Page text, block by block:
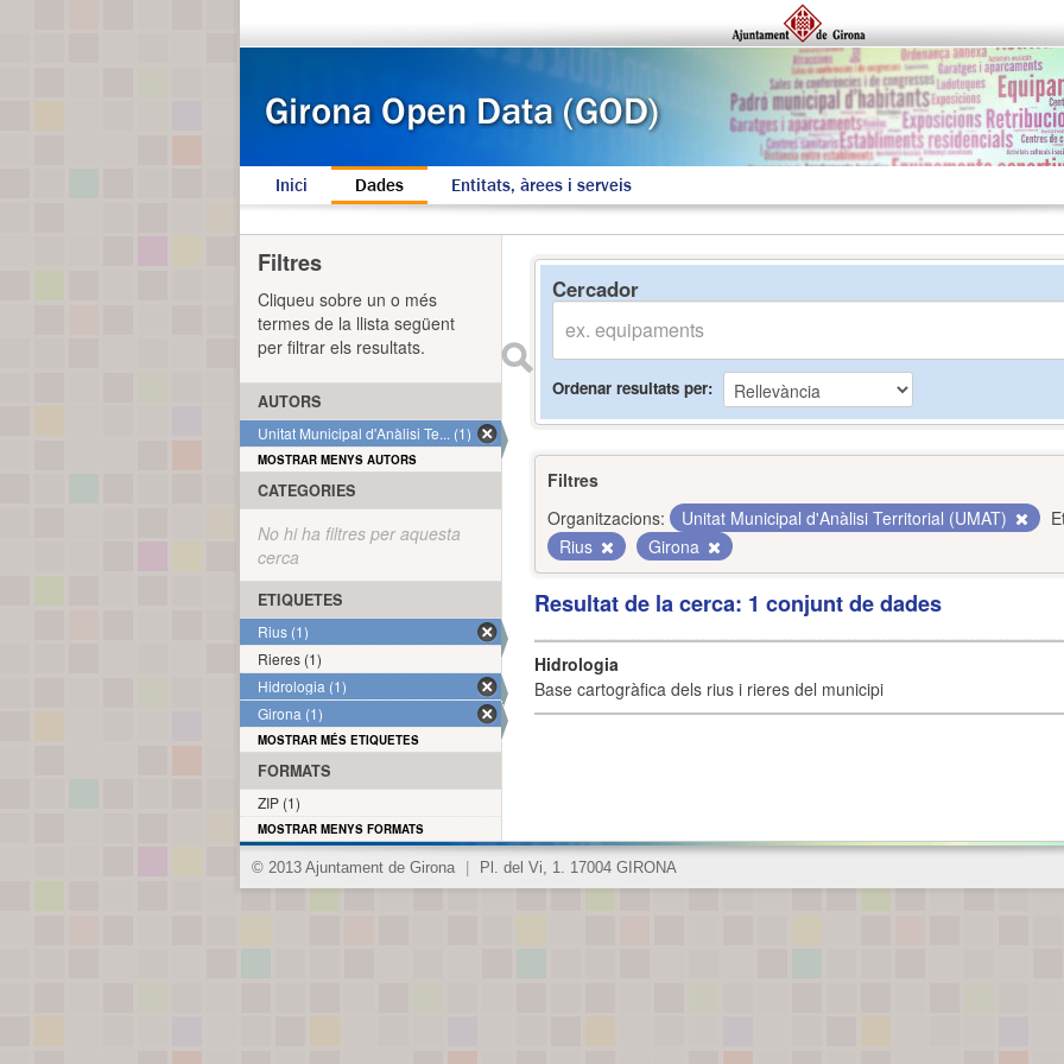
Inici Dades Entitats, àrees i serveis
Cercador
Ordenar resultats per
Filtres
Organitzacions:
Unitat Municipal d'Anàlisi Territorial (UMAT)
Rius
Girona
Resultat de la cerca: 1 conjunt de dades
Hidrologia
Base cartogràfica dels rius i rieres del municipi
Filtres
Cliqueu sobre un o més
termes de la llista següent
per filtrar els resultats.
AUTORS
Unitat Municipal d'Anàlisi Te... (1)
MOSTRAR MENYS AUTORS
CATEGORIES
No hi ha filtres per aquesta
cerca
ETIQUETES
Rius (1)
Rieres (1)
Hidrologia (1)
Girona (1)
MOSTRAR MÉS ETIQUETES
FORMATS
ZIP (1)
MOSTRAR MENYS FORMATS
© 2013 Ajuntament de Girona Pl. del Vi, 1. 17004 GIRONA